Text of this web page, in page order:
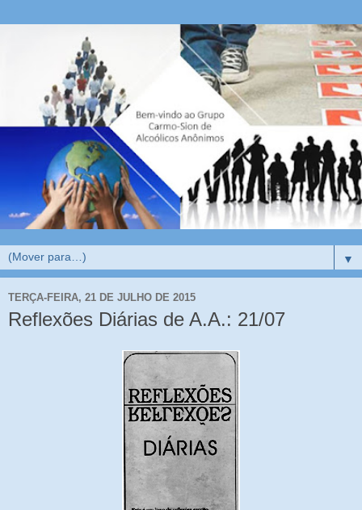
▼
TERÇA-FEIRA, 21 DE JULHO DE 2015
Reflexões Diárias de A.A.: 21/07